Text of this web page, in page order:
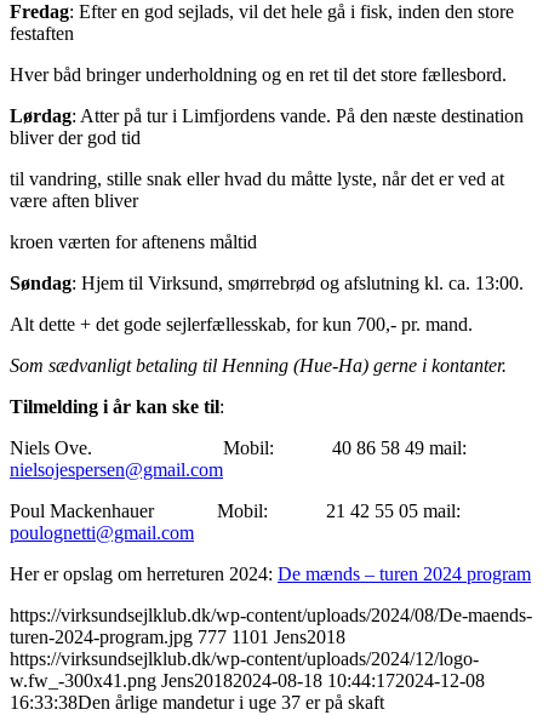
Fredag: Efter en god sejlads, vil det hele gå i fisk, inden den store
festaften
Hver båd bringer underholdning og en ret til det store fællesbord.
Lørdag: Atter på tur i Limfjordens vande. På den næste destination
bliver der god tid
til vandring, stille snak eller hvad du måtte lyste, når det er ved at
være aften bliver
kroen værten for aftenens måltid
Søndag: Hjem til Virksund, smørrebrød og afslutning kl. ca. 13:00.
Alt dette + det gode sejlerfællesskab, for kun 700,- pr. mand.
Som sædvanligt betaling til Henning (Hue-Ha) gerne i kontanter.
Tilmelding i år kan ske til:
Niels Ove. Mobil: 40 86 58 49 mail:
nielsojespersen@gmail.com
Poul Mackenhauer Mobil: 21 42 55 05 mail:
poulognetti@gmail.com
Her er opslag om herreturen 2024: De mænds – turen 2024 program
https://virksundsejlklub.dk/wp-content/uploads/2024/08/De-maends-
turen-2024-program.jpg 777 1101 Jens2018
https://virksundsejlklub.dk/wp-content/uploads/2024/12/logo-
w.fw_-300x41.png Jens20182024-08-18 10:44:172024-12-08
16:33:38Den årlige mandetur i uge 37 er på skaft